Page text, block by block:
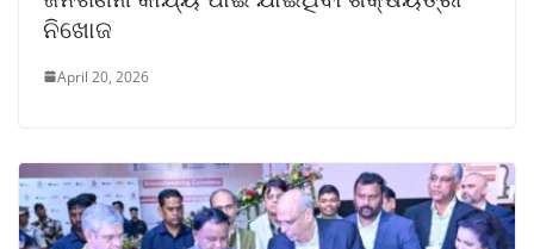
ନିଖୋଜ
April 20, 2026